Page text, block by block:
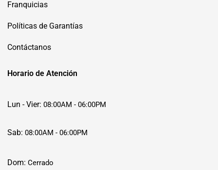
Franquicias
Políticas de Garantías
Contáctanos
Horario de Atención
Lun - Vier: 08:00AM - 06:00PM
Sab: 08:00AM - 06:00PM
Dom: Cerrado